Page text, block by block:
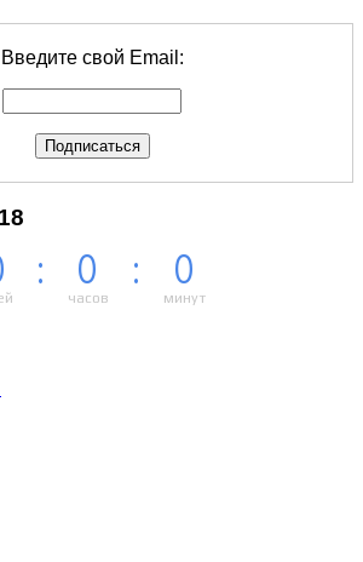
Введите свой Email:
: 0
часов
: 0
минут